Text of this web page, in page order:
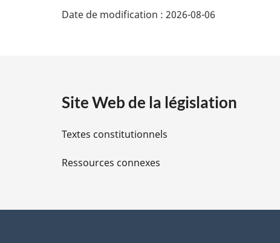
i
l
s
Date de modification : 2026-08-06
Site Web de la législation
Textes constitutionnels
Ressources connexes